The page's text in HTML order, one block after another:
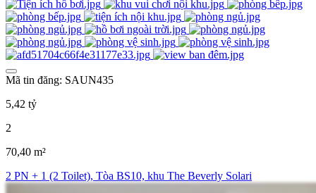
Mã tin đăng: SAUN435
5,42 tỷ
2
70,40 m²
2 PN + 1 (2 Toilet), Tòa BS10, khu The Beverly Solari